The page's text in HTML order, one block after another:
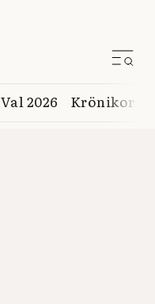
Val 2026 Krönikor